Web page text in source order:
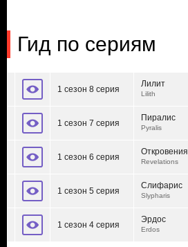
Гид по сериям
1 сезон 8 серия
Лилит
Lilith
1 сезон 7 серия
Пиралис
Pyralis
1 сезон 6 серия
Откровения
Revelations
1 сезон 5 серия
Слифарис
Slypharis
1 сезон 4 серия
Эрдос
Erdos